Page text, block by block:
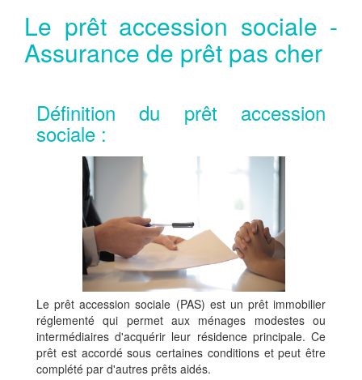
Le prêt accession sociale -
Assurance de prêt pas cher
Définition du prêt accession
sociale :
Le prêt accession sociale (PAS) est un prêt immobilier
réglementé qui permet aux ménages modestes ou
intermédiaires d'acquérir leur résidence principale. Ce
prêt est accordé sous certaines conditions et peut être
complété par d'autres prêts aidés.